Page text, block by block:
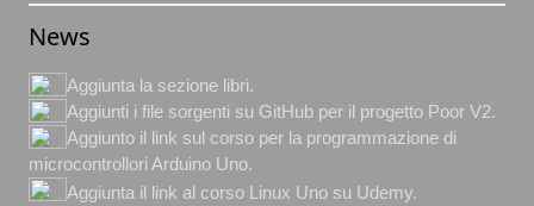
News
Aggiunta la sezione libri.
Aggiunti i file sorgenti su GitHub per il progetto Poor V2.
Aggiunto il link sul corso per la programmazione di
microcontrollori Arduino Uno.
Aggiunta il link al corso Linux Uno su Udemy.